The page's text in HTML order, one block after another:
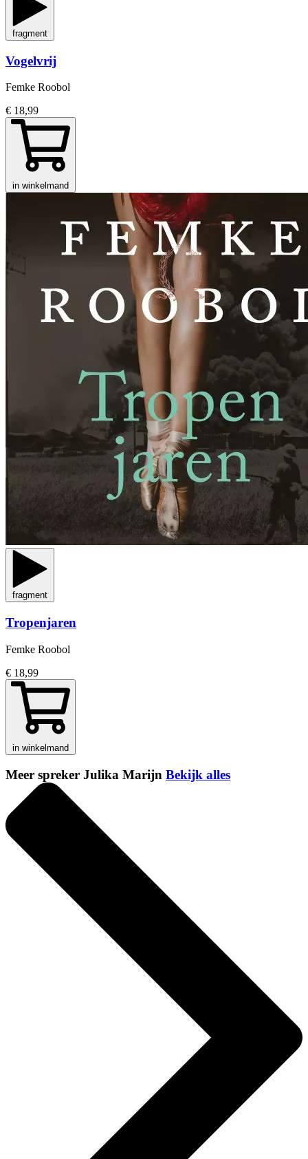
fragment
Vogelvrij
Femke Roobol
€ 18,99
in winkelmand
fragment
Tropenjaren
Femke Roobol
€ 18,99
in winkelmand
Meer spreker Julika Marijn Bekijk alles